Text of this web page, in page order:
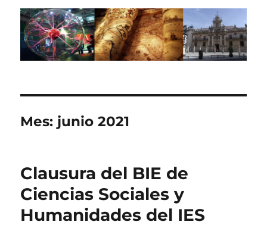
Mes: junio 2021
Clausura del BIE de
Ciencias Sociales y
Humanidades del IES